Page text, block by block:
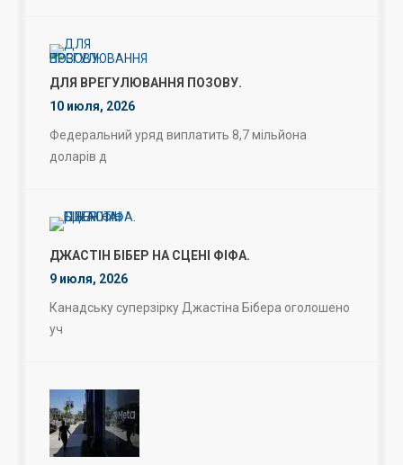
ДЛЯ ВРЕГУЛЮВАННЯ ПОЗОВУ.
10 июля, 2026
Федеральний уряд виплатить 8,7 мільйона
доларів д
ДЖАСТІН БІБЕР НА СЦЕНІ ФІФА.
9 июля, 2026
Канадську суперзірку Джастіна Бібера оголошено
уч